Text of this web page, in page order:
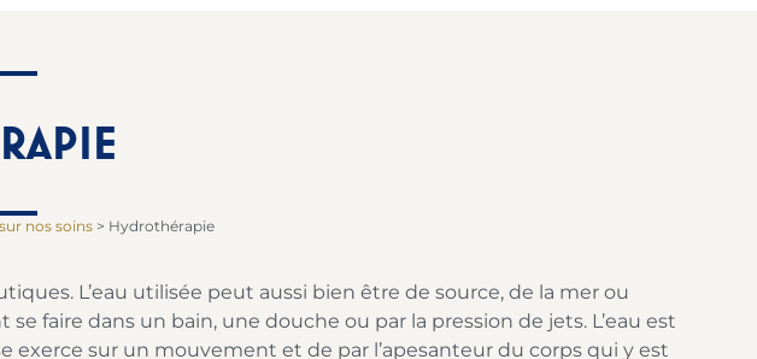
nos soins> Hydrothérapie
L’eau utilisée peut aussi bien être de source, de la mer ou
faire dans un bain, une douche ou par la pression de jets. L’eau est
exerce sur un mouvement et de par l’apesanteur du corps qui y est